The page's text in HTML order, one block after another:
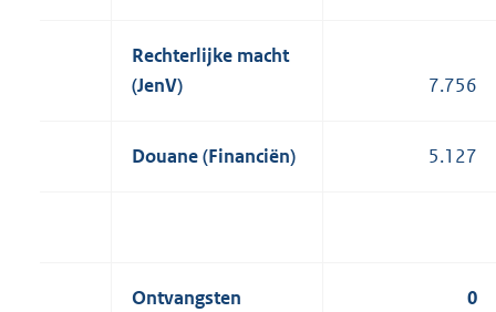
Rechterlijke macht
(JenV)
7.756
Douane (Financiën) 5.127
Ontvangsten 0